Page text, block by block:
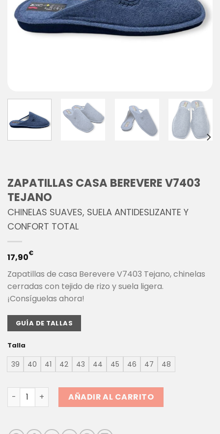
ZAPATILLAS CASA BEREVERE V7403
TEJANO
CHINELAS SUAVES, SUELA ANTIDESLIZANTE Y
CONFORT TOTAL
17,90€
Zapatillas de casa Berevere V7403 Tejano, chinelas
cerradas con tejido de rizo y suela ligera.
¡Consíguelas ahora!
GUÍA DE TALLAS
Talla
39 40 41 42 43 44 45 46 47 48
ZAPATILLAS CASA BEREVERE V7403 TEJANO | CHINELAS
AÑADIR AL CARRITO